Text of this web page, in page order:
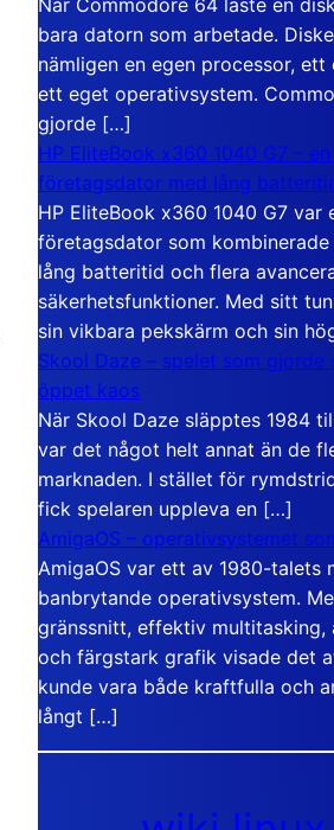
bara datorn som arbetade.
nämligen en egen processor,
ett eget operativsystem.
gjorde […]
HP EliteBook x360 1040 G7 –
företagsdator med lång
HP EliteBook x360 1040 G7 var
företagsdator som
lång batteritid och flera
säkerhetsfunktioner. Med sitt
sin vikbara pekskärm och sin
Skool Daze – spelet som gjorde
öppet kaos
När Skool Daze släpptes 1984
var det något helt annat än de
marknaden. I stället för
fick spelaren uppleva en […]
AmigaOS – operativsystemet
AmigaOS var ett av 1980-talets
banbrytande operativsystem.
gränssnitt, effektiv multitasking,
och färgstark grafik visade det
kunde vara både kraftfulla och
långt […]